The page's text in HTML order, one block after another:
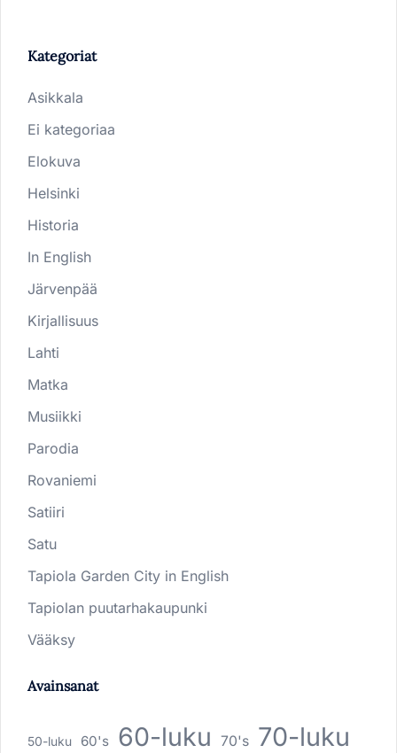
Kategoriat
Asikkala
Ei kategoriaa
Elokuva
Helsinki
Historia
In English
Järvenpää
Kirjallisuus
Lahti
Matka
Musiikki
Parodia
Rovaniemi
Satiiri
Satu
Tapiola Garden City in English
Tapiolan puutarhakaupunki
Vääksy
Avainsanat
50-luku 60's 60-luku 70's 70-luku